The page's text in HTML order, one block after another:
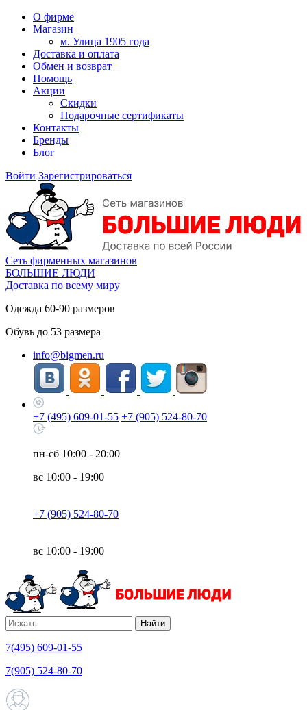
О фирме
Магазин
м. Улица 1905 года
Доставка и оплата
Обмен и возврат
Помощь
Акции
Скидки
Подарочные сертификаты
Контакты
Бренды
Блог
Войти Зарегистрироваться
Сеть фирменных магазинов
БОЛЬШИЕ ЛЮДИ
Доставка по всему миру
Одежда 60-90 размеров
Обувь до 53 размера
info@bigmen.ru
+7 (495) 609-01-55 +7 (905) 524-80-70
пн-сб 10:00 - 20:00
вс 10:00 - 19:00
+7 (905) 524-80-70
вс 10:00 - 19:00
Найти
7(495) 609-01-55
7(905) 524-80-70